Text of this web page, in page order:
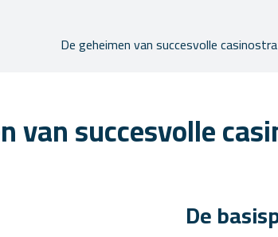
De geheimen van succesvolle
van succesvolle
De